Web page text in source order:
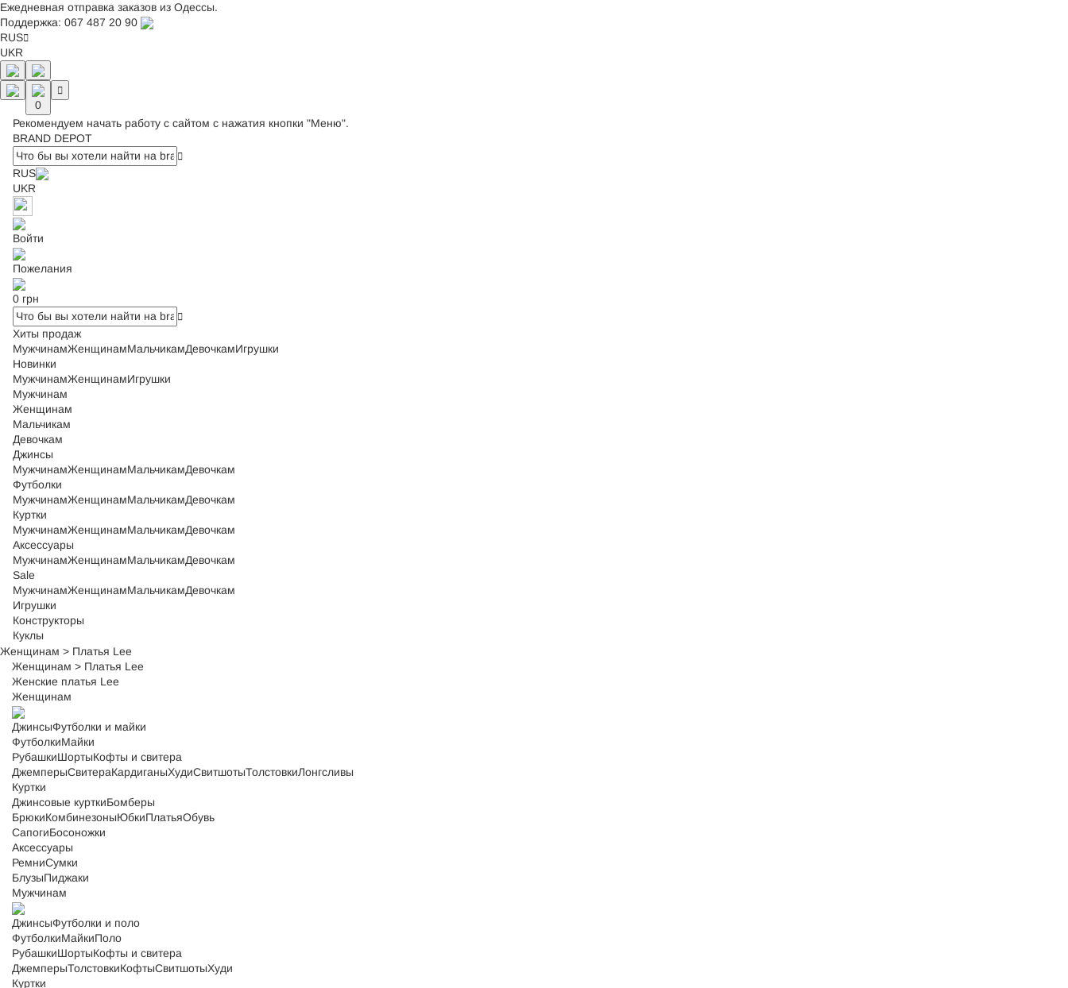
Ежедневная отправка заказов из Одессы.
Поддержка: 067 487 20 90
RUS
UKR
0
Рекомендуем начать работу с сайтом с нажатия кнопки "Меню".
BRAND DEPOT
RUS
UKR
Войти
Пожелания
0 грн
Хиты продаж
МужчинамЖенщинамМальчикамДевочкамИгрушки
Новинки
МужчинамЖенщинамИгрушки
Мужчинам
Женщинам
Мальчикам
Девочкам
Джинсы
МужчинамЖенщинамМальчикамДевочкам
Футболки
МужчинамЖенщинамМальчикамДевочкам
Куртки
МужчинамЖенщинамМальчикамДевочкам
Аксессуары
МужчинамЖенщинамМальчикамДевочкам
Sale
МужчинамЖенщинамМальчикамДевочкам
Игрушки
Конструкторы
Куклы
Женщинам > Платья Lee
Женщинам > Платья Lee
Женские платья Lee
Женщинам
ДжинсыФутболки и майки
ФутболкиМайки
РубашкиШортыКофты и свитера
ДжемперыСвитераКардиганыХудиСвитшотыТолстовкиЛонгсливы
Куртки
Джинсовые курткиБомберы
БрюкиКомбинезоныЮбкиПлатьяОбувь
СапогиБосоножки
Аксессуары
РемниСумки
БлузыПиджаки
Мужчинам
ДжинсыФутболки и поло
ФутболкиМайкиПоло
РубашкиШортыКофты и свитера
ДжемперыТолстовкиКофтыСвитшотыХуди
Куртки